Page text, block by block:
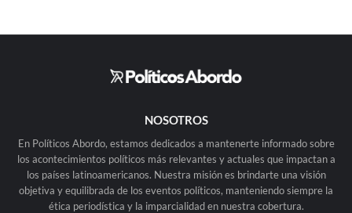
NOSOTROS
En Políticos Abordo, estamos dedicados a mantenerte informado sobre
los acontecimientos políticos más relevantes y actuales que impactan a
los países latinoamericanos. Nuestra misión es brindarte una visión
objetiva y equilibrada de los eventos políticos, manteniendo siempre la
ética periodística y la imparcialidad en nuestra cobertura.